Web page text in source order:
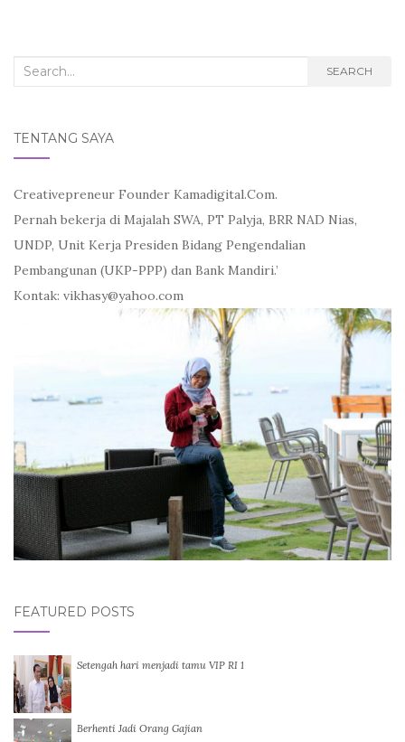
Search
SEARCH
TENTANG SAYA
Creativepreneur Founder Kamadigital.Com.
Pernah bekerja di Majalah SWA, PT Palyja, BRR NAD Nias,
UNDP, Unit Kerja Presiden Bidang Pengendalian
Pembangunan (UKP-PPP) dan Bank Mandiri.’
Kontak: vikhasy@yahoo.com
FEATURED POSTS
Setengah hari menjadi tamu VIP RI 1
Berhenti Jadi Orang Gajian